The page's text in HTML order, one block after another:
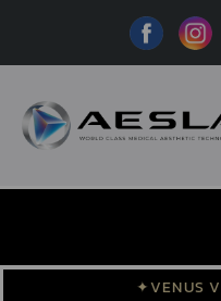
✦VENUS